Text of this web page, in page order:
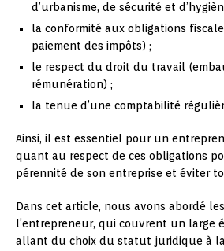
d’urbanisme, de sécurité et
la conformité aux obligations
paiement des impôts) ;
le respect du droit du travail
rémunération) ;
la tenue d’une comptabilité
Ainsi, il est essentiel pour un
quant au respect de ces obligations
pérennité de son entreprise et éviter
Dans cet article, nous avons abordé
l’entrepreneur, qui couvrent un large
allant du choix du statut juridique à